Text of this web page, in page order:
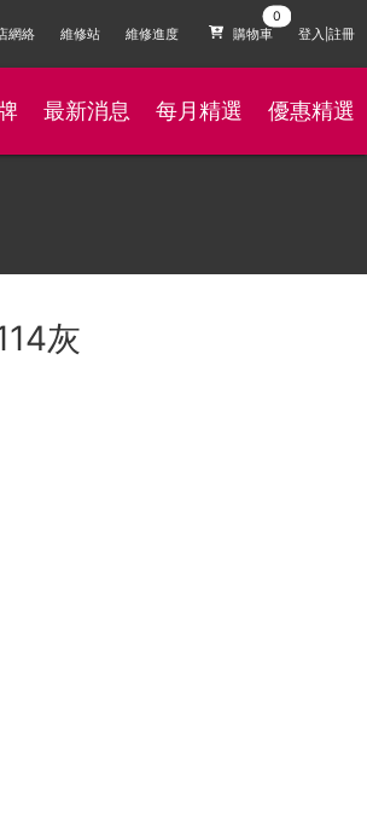
網絡 維修站 維修進度 購物車 登入|註冊
最新消息 每月精選 優惠精選
灰